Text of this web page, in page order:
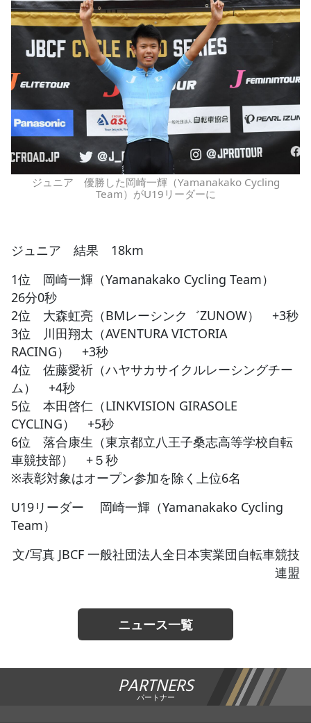
ジュニア 優勝した岡崎一輝（Yamanakako Cycling
Team）がU19リーダーに
ジュニア 結果 18km
1位 岡崎一輝（Yamanakako Cycling Team）
26分0秒
2位 大森虹亮（BMレーシンク゛ZUNOW） +3秒
3位 川田翔太（AVENTURA VICTORIA
RACING） +3秒
4位 佐藤愛祈（ハヤサカサイクルレーシングチー
ム） +4秒
5位 本田啓仁（LINKVISION GIRASOLE
CYCLING） +5秒
6位 落合康生（東京都立八王子桑志高等学校自転
車競技部） +５秒
※表彰対象はオープン参加を除く上位6名
U19リーダー 岡崎一輝（Yamanakako Cycling
Team）
文/写真 JBCF 一般社団法人全日本実業団自転車競技
連盟
ニュース一覧
PARTNERS
パートナー